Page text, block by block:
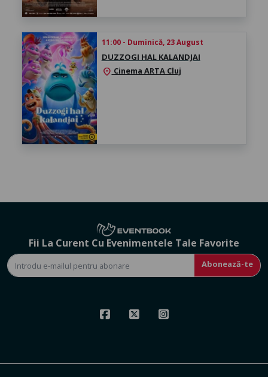
11:00 - Duminică, 23 August
DUZZOGI HAL KALANDJAI
location_on Cinema ARTA Cluj
Fii La Curent Cu Evenimentele Tale Favorite
Abonează-te